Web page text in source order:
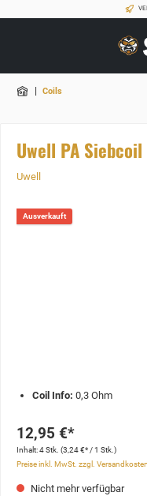
| Coils
Uwell PA
Uwell
Ausverkauft
Coil Info: 0,3 Ohm
12,95 €*
Inhalt:4 Stk. (3,24 €* / 1 Stk.)
Preise inkl. MwSt. zzgl. Versandkosten
Nicht mehr verfügbar